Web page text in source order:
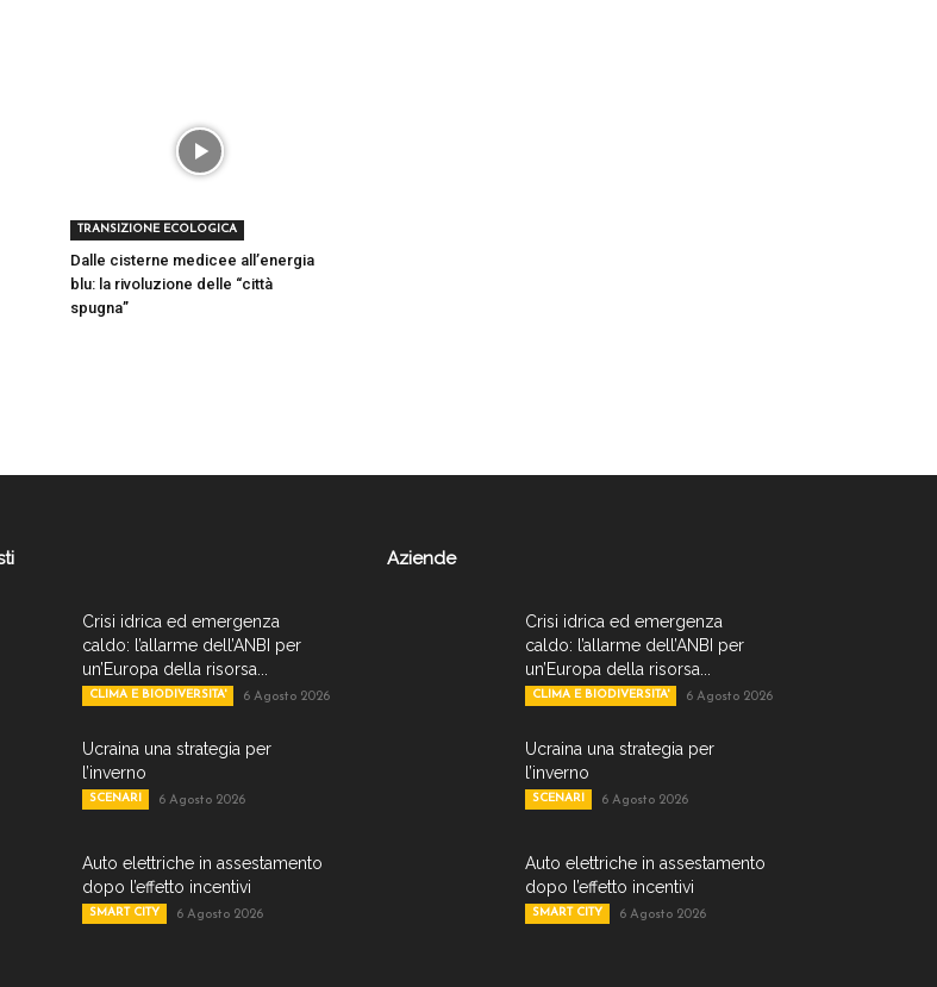
TRANSIZIONE ECOLOGICA
Dalle cisterne medicee all’energia
blu: la rivoluzione delle “città
spugna”
Crisi idrica ed emergenza
caldo: l’allarme dell’ANBI per
un’Europa della risorsa...
CLIMA E BIODIVERSITA' 6 Agosto 2026
Ucraina una strategia per
l’inverno
SCENARI 6 Agosto 2026
Auto elettriche in assestamento
dopo l’effetto incentivi
SMART CITY 6 Agosto 2026
Aziende
Crisi idrica ed emergenza
caldo: l’allarme dell’ANBI per
un’Europa della risorsa...
CLIMA E BIODIVERSITA' 6 Agosto 2026
Ucraina una strategia per
l’inverno
SCENARI 6 Agosto 2026
Auto elettriche in assestamento
dopo l’effetto incentivi
SMART CITY 6 Agosto 2026